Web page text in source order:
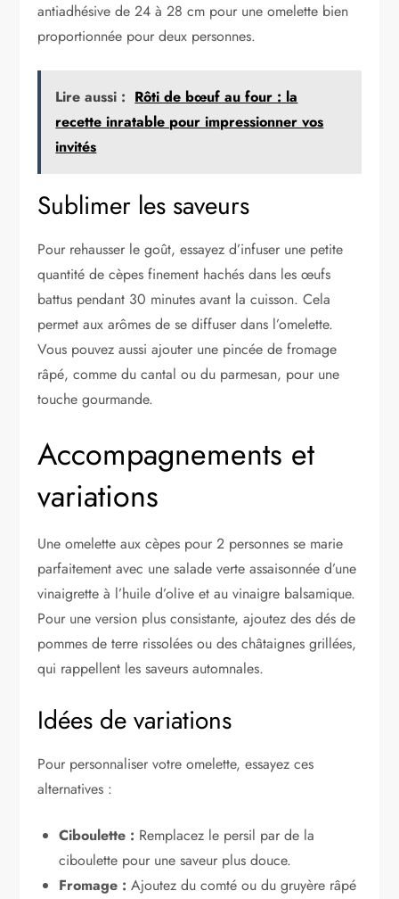
antiadhésive de 24 à 28 cm pour une omelette bien
proportionnée pour deux personnes.
Lire aussi : Rôti de bœuf au four : la
recette inratable pour impressionner vos
invités
Sublimer les saveurs
Pour rehausser le goût, essayez d’infuser une petite
quantité de cèpes finement hachés dans les œufs
battus pendant 30 minutes avant la cuisson. Cela
permet aux arômes de se diffuser dans l’omelette.
Vous pouvez aussi ajouter une pincée de fromage
râpé, comme du cantal ou du parmesan, pour une
touche gourmande.
Accompagnements et
variations
Une omelette aux cèpes pour 2 personnes se marie
parfaitement avec une salade verte assaisonnée d’une
vinaigrette à l’huile d’olive et au vinaigre balsamique.
Pour une version plus consistante, ajoutez des dés de
pommes de terre rissolées ou des châtaignes grillées,
qui rappellent les saveurs automnales.
Idées de variations
Pour personnaliser votre omelette, essayez ces
alternatives :
Ciboulette : Remplacez le persil par de la
ciboulette pour une saveur plus douce.
Fromage : Ajoutez du comté ou du gruyère râpé